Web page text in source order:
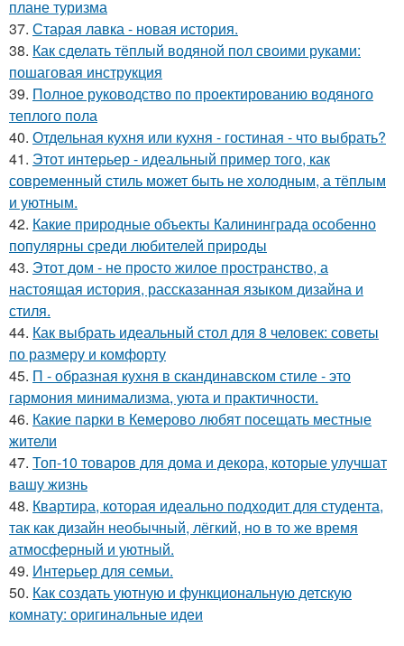
плане туризма
37. Старая лавка - новая история.
38. Как сделать тёплый водяной пол своими руками:
пошаговая инструкция
39. Полное руководство по проектированию водяного
теплого пола
40. Отдельная кухня или кухня - гостиная - что выбрать?
41. Этот интерьер - идеальный пример того, как
современный стиль может быть не холодным, а тёплым
и уютным.
42. Какие природные объекты Калининграда особенно
популярны среди любителей природы
43. Этот дом - не просто жилое пространство, а
настоящая история, рассказанная языком дизайна и
стиля.
44. Как выбрать идеальный стол для 8 человек: советы
по размеру и комфорту
45. П - образная кухня в скандинавском стиле - это
гармония минимализма, уюта и практичности.
46. Какие парки в Кемерово любят посещать местные
жители
47. Топ-10 товаров для дома и декора, которые улучшат
вашу жизнь
48. Квартира, которая идеально подходит для студента,
так как дизайн необычный, лёгкий, но в то же время
атмосферный и уютный.
49. Интерьер для семьи.
50. Как создать уютную и функциональную детскую
комнату: оригинальные идеи